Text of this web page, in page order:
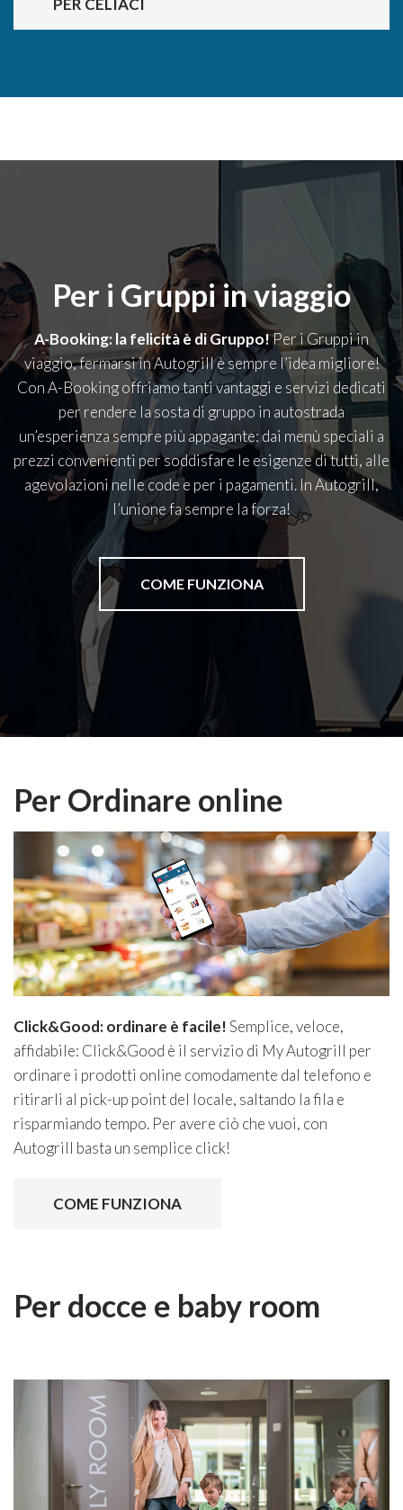
Per i Gruppi in viaggio
A-Booking: la felicità è di Gruppo!Per i Gruppi in
viaggio, fermarsi in Autogrill è sempre l’idea migliore!
Con A-Booking offriamo tanti vantaggi e servizi dedicati
per rendere la sosta di gruppo in autostrada
un’esperienza sempre più appagante: dai menù speciali a
prezzi convenienti per soddisfare le esigenze di tutti, alle
agevolazioni nelle code e per i pagamenti. In Autogrill,
l’unione fa sempre la forza!
COME FUNZIONA
Per Ordinare online
Click&Good: ordinare è facile!Semplice, veloce,
affidabile: Click&Good è il servizio di My Autogrill per
ordinare i prodotti online comodamente dal telefono e
ritirarli al pick-up point del locale, saltando la fila e
risparmiando tempo. Per avere ciò che vuoi, con
Autogrill basta un semplice click!
COME FUNZIONA
Per docce e baby room